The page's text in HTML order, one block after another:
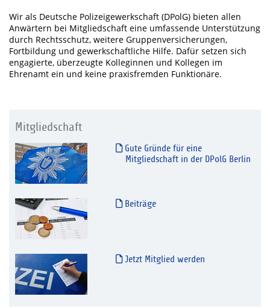
Wir als Deutsche Polizeigewerkschaft (DPolG) bieten allen
Anwärtern bei Mitgliedschaft eine umfassende Unterstützung
durch Rechtsschutz, weitere Gruppenversicherungen,
Fortbildung und gewerkschaftliche Hilfe. Dafür setzen sich
engagierte, überzeugte Kolleginnen und Kollegen im
Ehrenamt ein und keine praxisfremden Funktionäre.
Mitgliedschaft
Gute Gründe für eine
Mitgliedschaft in der DPolG Berlin
Beiträge
Jetzt Mitglied werden